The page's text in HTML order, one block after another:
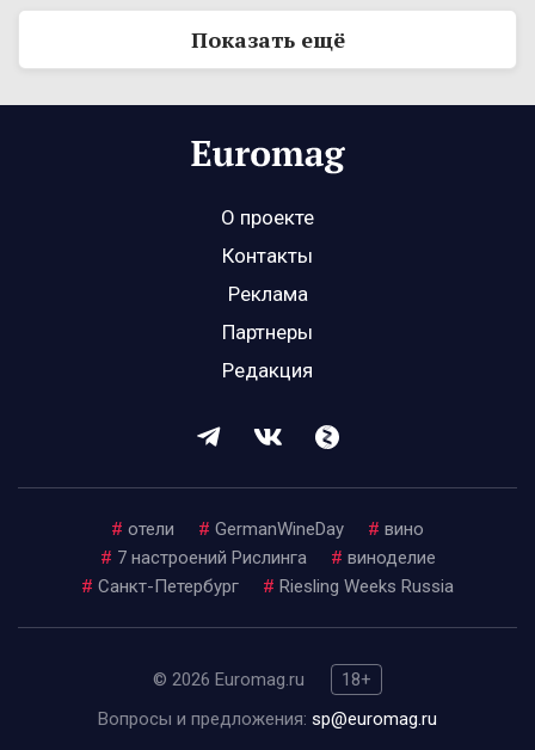
Показать ещё
О проекте
Контакты
Реклама
Партнеры
Редакция
# отели # GermanWineDay # вино
# 7 настроений Рислинга # виноделие
# Санкт-Петербург # Riesling Weeks Russia
© 2026 Euromag.ru
18+
Вопросы и предложения: sp@euromag.ru